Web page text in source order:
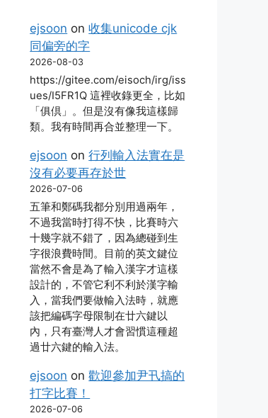
ejsoon on收集unicode cjk
同偏旁的字
2026-08-03
https://gitee.com/eisoch/irg/iss
ues/I5FR1Q 這裡收錄更全，比如
「俱倶」。但是沒有像我這樣歸
類。我有時間再合並整理一下。
ejsoon on行列輸入法實在是
沒有必要再存於世
2026-07-06
五筆和鄭碼我都分別用過兩年，
不過我當時打得不快，比賽時六
十幾字就不錯了，因為總碰到生
字很浪費時間。目前的英文鍵位
當然不會是為了輸入漢字才這樣
設計的，不管它利不利於漢字輸
入，當我們要做輸入法時，就應
該把編碼字母限制在廿六鍵以
內，只有臺灣人才會習慣這種超
過廿六鍵的輸入法。
ejsoon on歡迎參加尹卂搞的
打字比賽！
2026-07-06